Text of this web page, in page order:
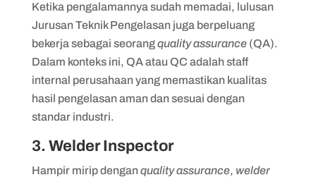
Ketika pengalamannya sudah memadai, lulusan
Jurusan Teknik Pengelasan juga berpeluang
bekerja sebagai seorangquality assurance(QA).
Dalam konteks ini, QA atau QC adalah staff
internal perusahaan yang memastikan kualitas
hasil pengelasan aman dan sesuai dengan
standar industri.
3. Welder Inspector
Hampir mirip denganquality assurance, welder